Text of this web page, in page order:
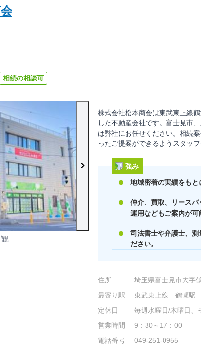
相続の相談可
店内の様
株式会社松本商会は東武東上線
した不動産会社です。富士見市
は弊社にお任せください。相続
ったご提案ができるようスタッ
強み
地域密着の実績をもと
仲介、買取、リース
運用などもご案内が可
司法書士や弁護士、測
ださい。
住所
埼玉県富士見市大字
最寄り駅
東武東上線 鶴瀬駅
定休日
毎週水曜日/木曜日、
営業時間
9：30～17：00
電話番号
049-251-0955